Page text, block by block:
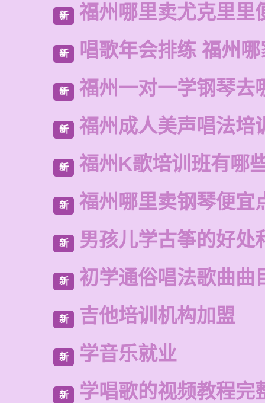
新 福州哪里卖尤克里里
新 唱歌年会排练 福州
新 福州一对一学钢琴去
新 福州成人美声唱法培
新 福州K歌培训班有哪
新 福州哪里卖钢琴便宜
新 男孩儿学古筝的好处
新 初学通俗唱法歌曲曲
新 吉他培训机构加盟
新 学音乐就业
新 学唱歌的视频教程完